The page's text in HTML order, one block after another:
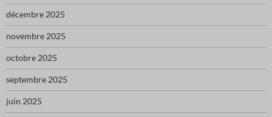
décembre 2025
novembre 2025
octobre 2025
septembre 2025
juin 2025